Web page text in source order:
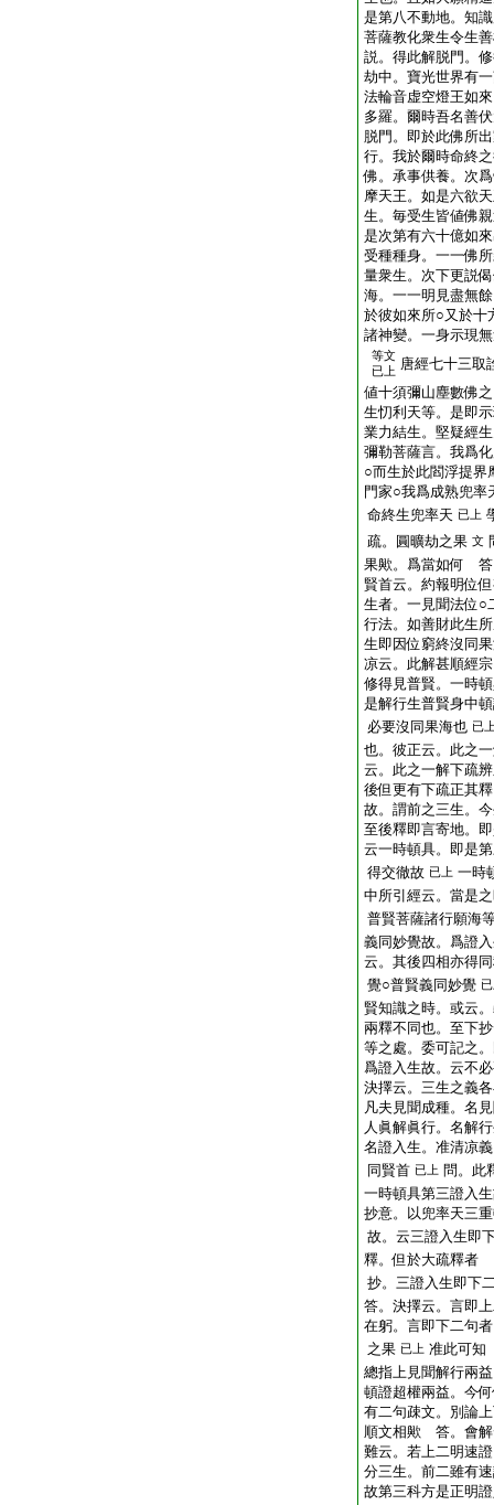
是第八不動地。知
菩薩教化衆生令生
説。得此解脱門。
劫中。寶光世界有
法輪音虚空燈王如
多羅。爾時吾名善
脱門。即於此佛所
行。我於爾時命終
佛。承事供養。次
摩天王。如是六欲
生。毎受生皆値佛
是次第有六十億如
受種種身。一一佛
量衆生。次下更説
海。一一明見盡無
於彼如來所○又於十
諸神變。一身示現
等文
已上 唐經七十三取
値十須彌山塵數佛
生忉利天等。是即
業力結生。堅疑經
彌勒菩薩言。我爲
○而生於此閻浮提界
門家○我爲成熟兜率
命終生兜率天 已上
疏。圓曠劫之果 文
果歟。爲當如何 答
賢首云。約報明位
生者。一見聞法位○
行法。如善財此生
生即因位窮終沒同
凉云。此解甚順經
修得見普賢。一時
是解行生普賢身中
必要沒同果海也 已
也。彼正云。此之
云。此之一解下疏
後但更有下疏正其
故。謂前之三生。
至後釋即言寄地。
云一時頓具。即是
得交徹故 已上 一時
中所引經云。當是
普賢菩薩諸行願海
義同妙覺故。爲證
云。其後四相亦得
覺○普賢義同妙覺
賢知識之時。或云
兩釋不同也。至下
等之處。委可記之
爲證入生故。云不
決擇云。三生之義
凡夫見聞成種。名
人眞解眞行。名解
名證入生。准清凉
同賢首 已上 問。此
一時頓具第三證入
抄意。以兜率天三
故。云三證入生即
釋。但於大疏釋者
抄。三證入生即下
答。決擇云。言即
在躬。言即下二句
之果 已上 准此可知
總指上見聞解行兩
頓證超權兩益。今
有二句疎文。別論
順文相歟 答。會解
難云。若上二明速
分三生。前二雖有
故第三科方是正明